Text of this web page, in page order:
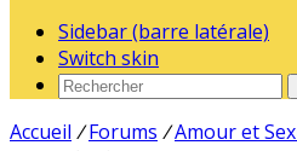
Sidebar (barre latérale)
Switch skin
Accueil / Forums /Amour et